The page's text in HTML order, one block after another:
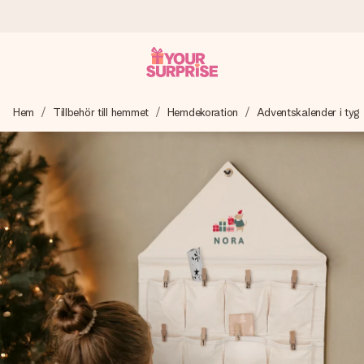
Vi skapar din gåva med omsorg och skickar den blixtsnabbt
– så att du kan ge den i precis rätt tid, när det betyder som
4,6 (baserat på +15 000 recensioner)
Våra gåvor inspirerar. Kunder ger oss 4,6 på Google
Reviews.
Gratis hälsning
Skapa något unikt med bara några få steg – med hennes
Hem Tillbehör till hemmet Hemdekoration Adventskalender i tyg